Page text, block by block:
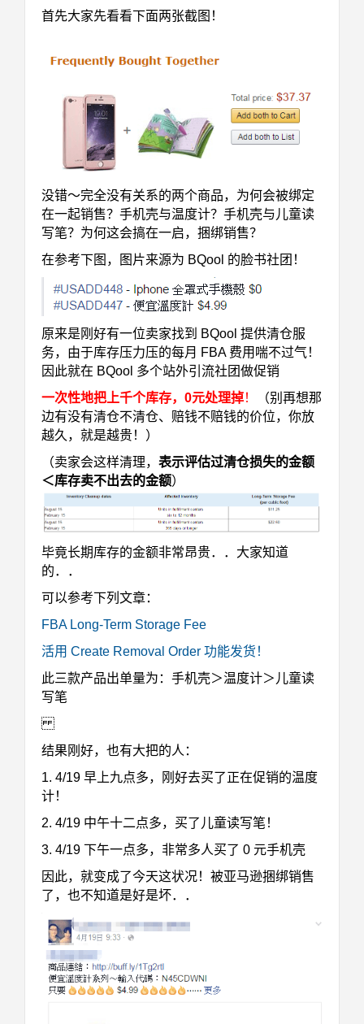
首先大家先看看下面两张截图！
没错～完全没有关系的两个商品，为何会被绑定
在一起销售？手机壳与温度计？手机壳与儿童读
写笔？为何这会搞在一启，捆绑销售？
在参考下图，图片来源为 BQool 的脸书社团！
原来是刚好有一位卖家找到 BQool 提供清仓服
务，由于库存压力压的每月 FBA 费用喘不过气！
因此就在 BQool 多个站外引流社团做促销
一次性地把上千个库存，0元处理掉！
（别再想那
边有没有清仓不清仓、赔钱不赔钱的价位，你放
越久，就是越贵！）
（卖家会这样清理， 表示评估过清仓损失的金额
＜库存卖不出去的金额）
毕竟长期库存的金额非常昂贵．．大家知道
的．．
可以参考下列文章：
FBA Long-Term Storage Fee
活用 Create Removal Order 功能发货！
此三款产品出单量为：手机壳＞温度计＞儿童读
写笔
结果刚好，也有大把的人：
1. 4/19 早上九点多，刚好去买了正在促销的温度
计！
2. 4/19 中午十二点多，买了儿童读写笔！
3. 4/19 下午一点多，非常多人买了 0 元手机壳
因此，就变成了今天这状况！被亚马逊捆绑销售
了，也不知道是好是坏．．